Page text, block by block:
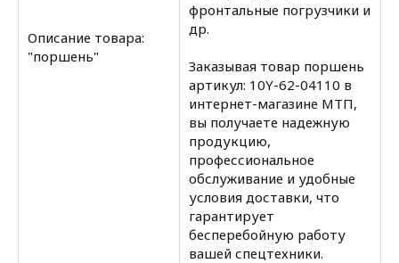
Описание товара:
"поршень"
фронтальные погрузчики и
др.
Заказывая товар поршень
артикул: 10Y-62-04110 в
интернет-магазине МТП,
вы получаете надежную
продукцию,
профессиональное
обслуживание и удобные
условия доставки, что
гарантирует
бесперебойную работу
вашей спецтехники.